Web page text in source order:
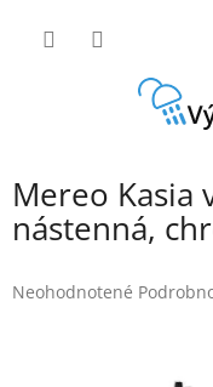
Mereo Kasia
nástenná,
Priemerné
Neohodnotené